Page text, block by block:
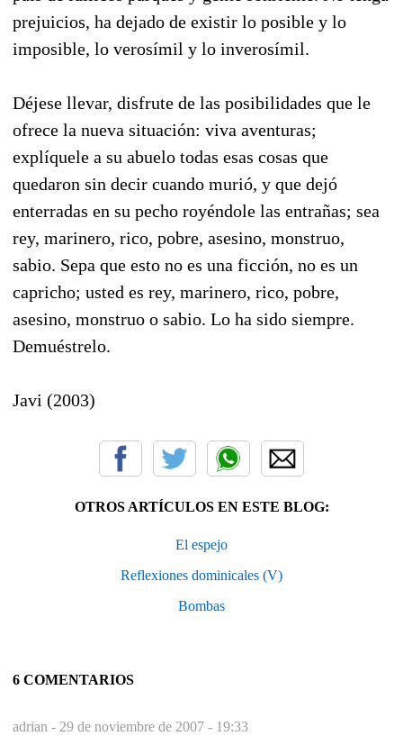
prejuicios, ha dejado de existir lo posible y lo
imposible, lo verosímil y lo inverosímil.
Déjese llevar, disfrute de las posibilidades que le
ofrece la nueva situación: viva aventuras;
explíquele a su abuelo todas esas cosas que
quedaron sin decir cuando murió, y que dejó
enterradas en su pecho royéndole las entrañas; sea
rey, marinero, rico, pobre, asesino, monstruo,
sabio. Sepa que esto no es una ficción, no es un
capricho; usted es rey, marinero, rico, pobre,
asesino, monstruo o sabio. Lo ha sido siempre.
Demuéstrelo.
Javi (2003)
OTROS ARTÍCULOS EN ESTE BLOG:
El espejo
Reflexiones dominicales (V)
Bombas
6 COMENTARIOS
adrian - 29 de noviembre de 2007 - 19:33